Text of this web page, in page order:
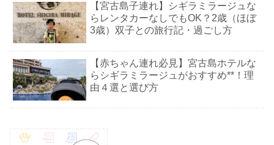
【宮古島子連れ】シギラミラージュな
らレンタカーなしでもOK？2歳（ほぼ
3歳）双子との旅行記・過ごし方
【赤ちゃん連れ必見】宮古島ホテルな
らシギラミラージュがおすすめ**！理
由４選と選び方